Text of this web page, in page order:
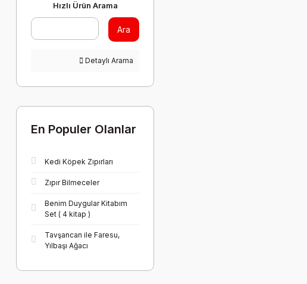
Hızlı Ürün Arama
Ara
Detaylı Arama
En Populer Olanlar
Kedi Köpek Zıpırları
Zıpır Bilmeceler
Benim Duygular Kitabım
Set ( 4 kitap )
Tavşancan ile Faresu,
Yılbaşı Ağacı